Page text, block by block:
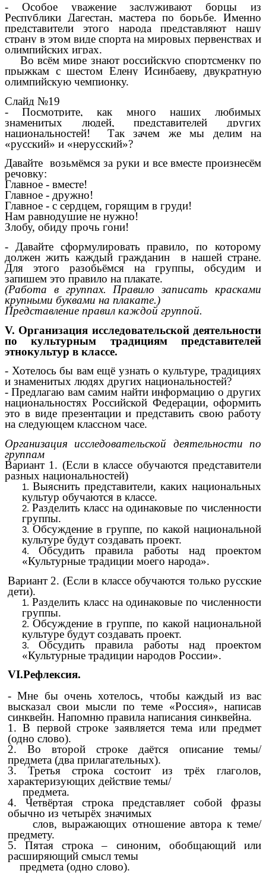
- Особое уважение заслуживают борцы из
Республики Дагестан, мастера по борьбе. Именно
представители этого народа представляют нашу
страну в этом виде спорта на мировых первенствах и
олимпийских играх.
Во всём мире знают российскую спортсменку по
прыжкам с шестом Елену Исинбаеву, двукратную
олимпийскую чемпионку.
Слайд №19
- Посмотрите, как много наших любимых
знаменитых людей, представителей других
национальностей! Так зачем же мы делим на
«русский» и «нерусский»?
Давайте возьмёмся за руки и все вместе произнесём
речовку:
Главное - вместе!
Главное - дружно!
Главное - с сердцем, горящим в груди!
Нам равнодушие не нужно!
Злобу, обиду прочь гони!
- Давайте сформулировать правило, по которому
должен жить каждый гражданин в нашей стране.
Для этого разобьёмся на группы, обсудим и
запишем это правило на плакате.
(Работа в группах. Правило записать красками
крупными буквами на плакате.)
Представление правил каждой группой.
V. Организация исследовательской деятельности
по культурным традициям представителей
этнокультур в классе.
- Хотелось бы вам ещё узнать о культуре, традициях
и знаменитых людях других национальностей?
- Предлагаю вам самим найти информацию о других
национальностях Российской Федерации, оформить
это в виде презентации и представить свою работу
на следующем классном часе.
Организация исследовательской деятельности по
группам
Вариант 1. (Если в классе обучаются представители
разных национальностей)
Выяснить представители, каких национальных
культур обучаются в классе.
Разделить класс на одинаковые по численности
группы.
Обсуждение в группе, по какой национальной
культуре будут создавать проект.
Обсудить правила работы над проектом
«Культурные традиции моего народа».
Вариант 2. (Если в классе обучаются только русские
дети).
Разделить класс на одинаковые по численности
группы.
Обсуждение в группе, по какой национальной
культуре будут создавать проект.
Обсудить правила работы над проектом
«Культурные традиции народов России».
VI.Рефлексия.
- Мне бы очень хотелось, чтобы каждый из вас
высказал свои мысли по теме «Россия», написав
синквейн. Напомню правила написания синквейна.
1. В первой строке заявляется тема или предмет
(одно слово).
2. Во второй строке даётся описание темы/
предмета (два прилагательных).
3. Третья строка состоит из трёх глаголов,
характеризующих действие темы/
предмета.
4. Четвёртая строка представляет собой фразы
обычно из четырёх значимых
слов, выражающих отношение автора к теме/
предмету.
5. Пятая строка – синоним, обобщающий или
расширяющий смысл темы
предмета (одно слово).